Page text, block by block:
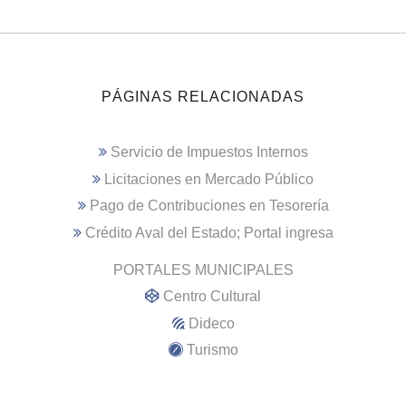
PÁGINAS RELACIONADAS
Servicio de Impuestos Internos
Licitaciones en Mercado Público
Pago de Contribuciones en Tesorería
Crédito Aval del Estado; Portal ingresa
PORTALES MUNICIPALES
Centro Cultural
Dideco
Turismo